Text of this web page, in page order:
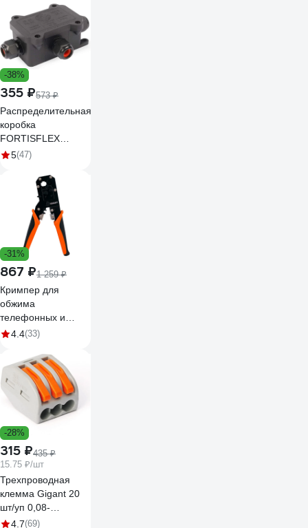
предметов, WE-
006147
-38%
355 ₽573 ₽
Распределительная
коробка
FORTISFLEX
герметичная mg
5(47)
-31%
867 ₽1 259 ₽
Кримпер для
обжима
телефонных и
компьютерных
RJ12, RJ45 GCCT-1
4.4(33)
-28%
315 ₽435 ₽
15.75 ₽/шт
Трехпроводная
клемма Gigant 20
шт/уп 0,08-
2,5(4)мм² GCT-222-
4.7(69)